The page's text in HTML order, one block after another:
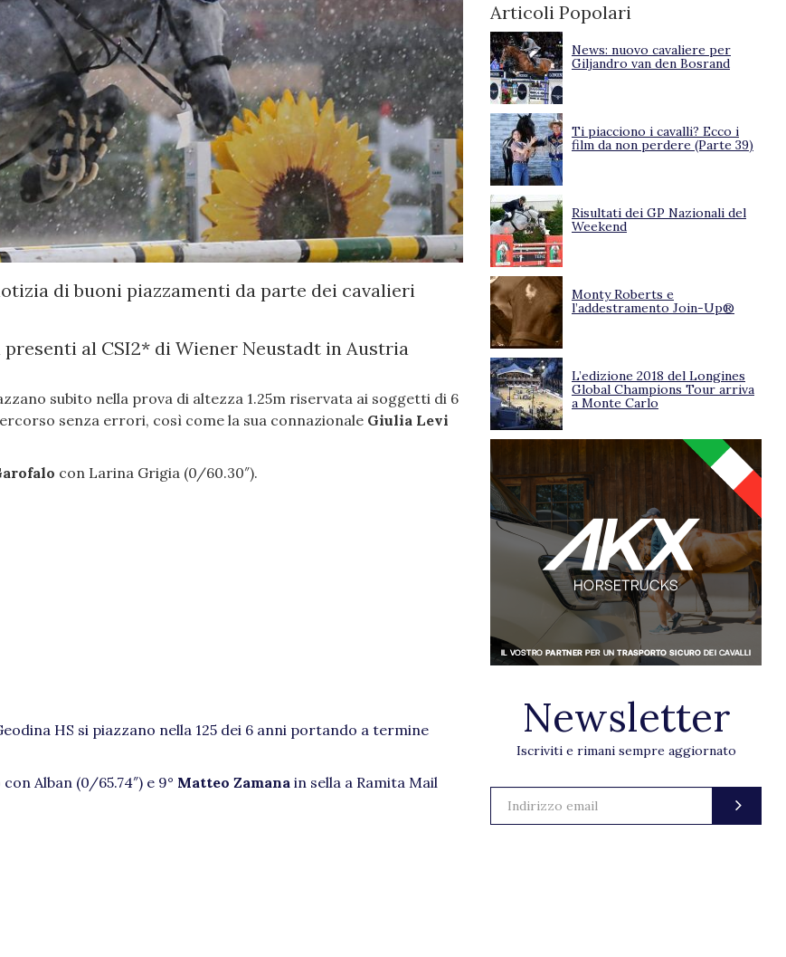
di buoni piazzamenti da parte dei cavalieri
al CSI2* di Wiener Neustadt in Austria
subito nella prova di altezza 1.25m riservata ai soggetti di 6
senza errori, così come la sua connazionale Giulia Levi
con Larina Grigia (0/60.30″).
HS si piazzano nella 125 dei 6 anni portando a termine
con Alban (0/65.74″) e 9° Matteo Zamana in sella a Ramita Mail
Articoli Popolari
News: nuovo cavaliere per
Giljandro van den Bosrand
Ti piacciono i cavalli? Ecco i
film da non perdere (Parte 39)
Risultati dei GP Nazionali del
Weekend
Monty Roberts e
l’addestramento Join-Up®
L’edizione 2018 del Longines
Global Champions Tour arriva
a Monte Carlo
Newsletter
Iscriviti e rimani sempre aggiornato